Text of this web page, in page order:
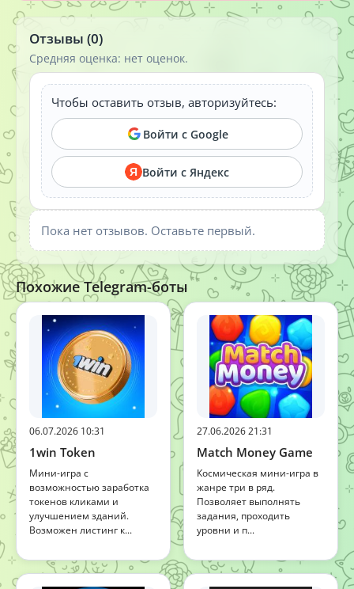
Отзывы (0)
Средняя оценка: нет оценок.
Чтобы оставить отзыв, авторизуйтесь:
Войти с Google
Я Войти с Яндекс
Пока нет отзывов. Оставьте первый.
Похожие Telegram-боты
06.07.2026 10:31
1win Token
Мини-игра с
возможностью заработка
токенов кликами и
улучшением зданий.
Возможен листинг к...
27.06.2026 21:31
Match Money Game
Космическая мини-игра в
жанре три в ряд.
Позволяет выполнять
задания, проходить
уровни и п...